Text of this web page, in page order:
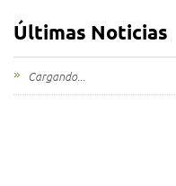
Últimas Noticias
Cargando...